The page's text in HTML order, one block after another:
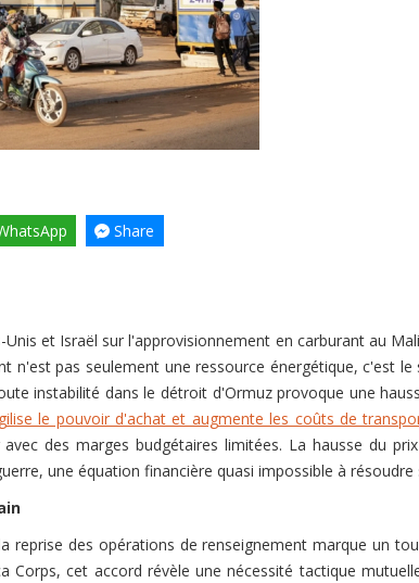
Share
et Israël sur l'approvisionnement en carburant au
n'est pas seulement une ressource énergétique, c'est
instabilité dans le détroit d'Ormuz provoque une
le pouvoir d'achat et augmente les coûts de
des marges budgétaires limitées. La hausse du
une équation financière quasi impossible à résoudre
reprise des opérations de renseignement marque un
cet accord révèle une nécessité tactique